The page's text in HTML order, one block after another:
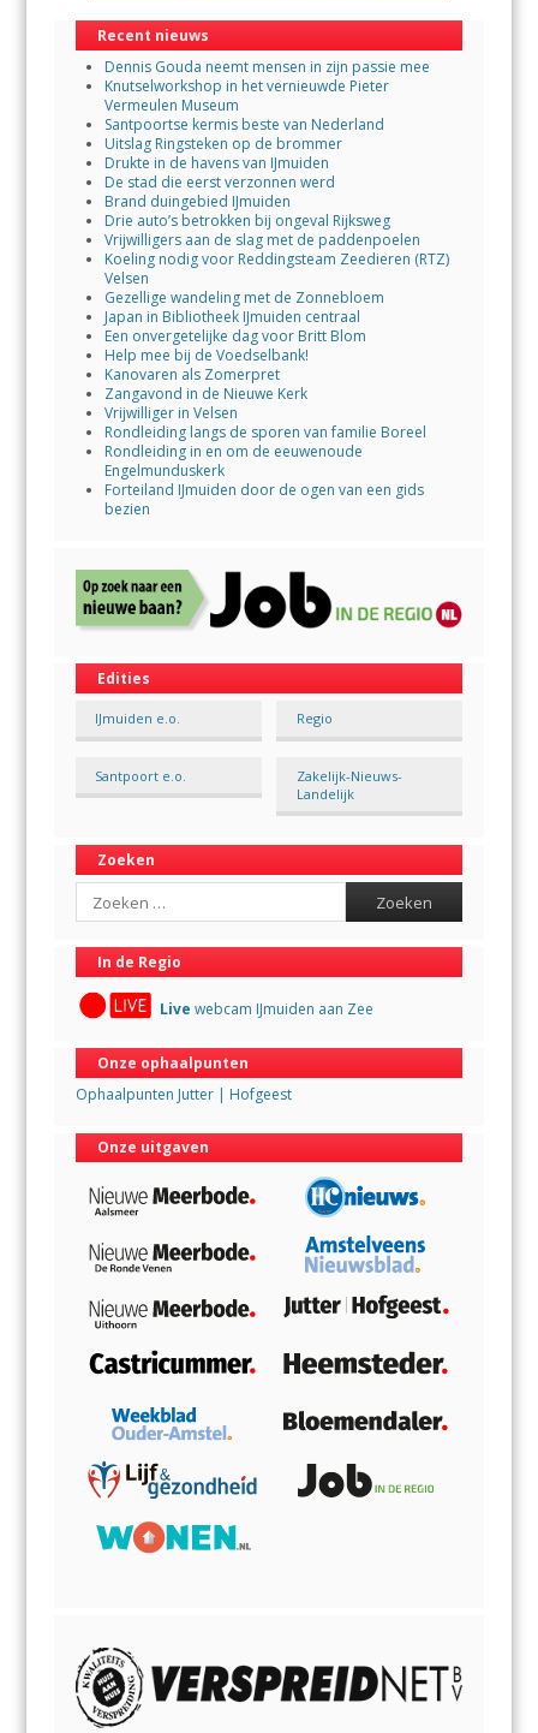
Recent nieuws
Dennis Gouda neemt mensen in zijn passie mee
Knutselworkshop in het vernieuwde Pieter
Vermeulen Museum
Santpoortse kermis beste van Nederland
Uitslag Ringsteken op de brommer
Drukte in de havens van IJmuiden
De stad die eerst verzonnen werd
Brand duingebied IJmuiden
Drie auto’s betrokken bij ongeval Rijksweg
Vrijwilligers aan de slag met de paddenpoelen
Koeling nodig voor Reddingsteam Zeedieren (RTZ)
Velsen
Gezellige wandeling met de Zonnebloem
Japan in Bibliotheek IJmuiden centraal
Een onvergetelijke dag voor Britt Blom
Help mee bij de Voedselbank!
Kanovaren als Zomerpret
Zangavond in de Nieuwe Kerk
Vrijwilliger in Velsen
Rondleiding langs de sporen van familie Boreel
Rondleiding in en om de eeuwenoude
Engelmunduskerk
Forteiland IJmuiden door de ogen van een gids
bezien
Edities
IJmuiden e.o. Regio
Santpoort e.o.
Zakelijk-Nieuws-
Landelijk
Zoeken
Search
In de Regio
Live webcam IJmuiden aan Zee
Onze ophaalpunten
Ophaalpunten Jutter | Hofgeest
Onze uitgaven